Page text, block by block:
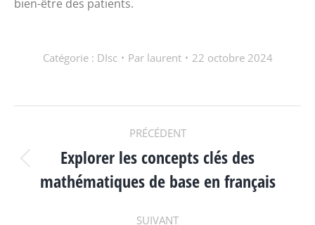
bien-être des patients.
Catégorie : DIsc Par laurent 22 octobre 2024
NAVIGATION
ARTICLE
PRÉCÉDENT
Article
précédent
Explorer les concepts clés des
mathématiques de base en français
SUIVANT